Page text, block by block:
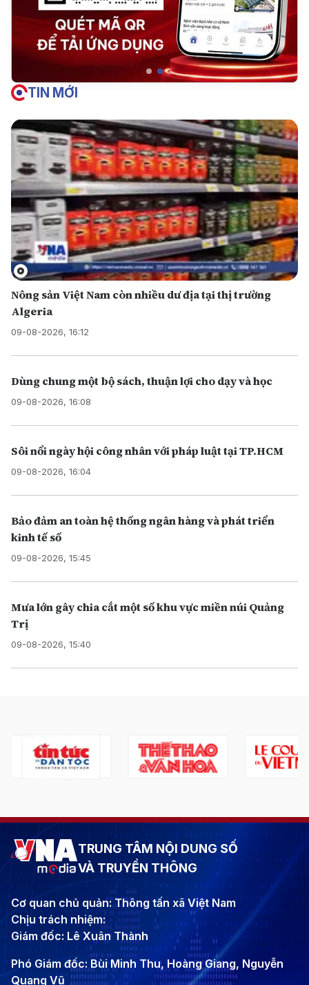
TIN MỚI
Nông sản Việt Nam còn nhiều dư địa tại thị trường
Algeria
09-08-2026, 16:12
Dùng chung một bộ sách, thuận lợi cho dạy và học
09-08-2026, 16:08
Sôi nổi ngày hội công nhân với pháp luật tại TP.HCM
09-08-2026, 16:04
Bảo đảm an toàn hệ thống ngân hàng và phát triển
kinh tế số
09-08-2026, 15:45
Mưa lớn gây chia cắt một số khu vực miền núi Quảng
Trị
09-08-2026, 15:40
TRUNG TÂM NỘI DUNG SỐ
VÀ TRUYỀN THÔNG
Cơ quan chủ quản: Thông tấn xã Việt Nam
Chịu trách nhiệm:
Giám đốc: Lê Xuân Thành
Phó Giám đốc: Bùi Minh Thu, Hoàng Giang, Nguyễn
Quang Vũ